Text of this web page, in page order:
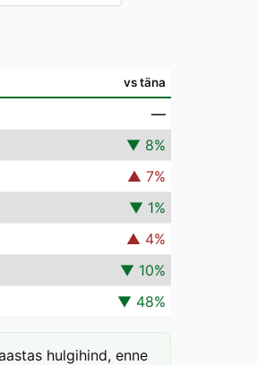
vs täna
—
▼ 8%
▲ 7%
▼ 1%
▲ 4%
▼ 10%
▼ 48%
hulgihind, enne